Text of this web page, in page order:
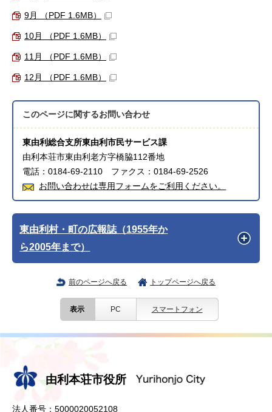
9月 （PDF 1.6MB）
10月 （PDF 1.6MB）
11月 （PDF 1.6MB）
12月 （PDF 1.6MB）
このページに関するお問い合わせ
東由利総合支所東由利市民サービス課
由利本荘市東由利老方字橋脇112番地
電話：0184-69-2110 ファクス：0184-69-2526
お問い合わせは専用フォームをご利用ください。
東由利村・町の広報誌（1955年か
ら2005年まで）
前のページへ戻る トップページへ戻る
表示 PC スマートフォン
由利本荘市役所
法人番号：5000020052108